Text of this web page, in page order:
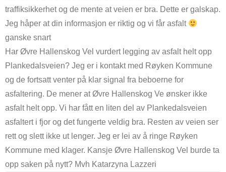
traffiksikkerhet og de mente at veien er bra. Dette er galskap.
Jeg håper at din informasjon er riktig og vi får asfalt
ganske snart
Har Øvre Hallenskog Vel vurdert legging av asfalt helt opp
Plankedalsveien? Jeg er i kontakt med Røyken Kommune
og de fortsatt venter på klar signal fra beboerne for
asfaltering. De mener at Øvre Hallenskog Ve ønsker ikke
asfalt helt opp. Vi har fått en liten del av Plankedalsveien
asfaltert i fjor og det fungerte veldig bra. Resten av veien ser
rett og slett ikke ut lenger. Jeg er lei av å ringe Røyken
Kommune med klager. Kansje Øvre Hallenskog Vel burde ta
opp saken på nytt? Mvh Katarzyna Lazzeri